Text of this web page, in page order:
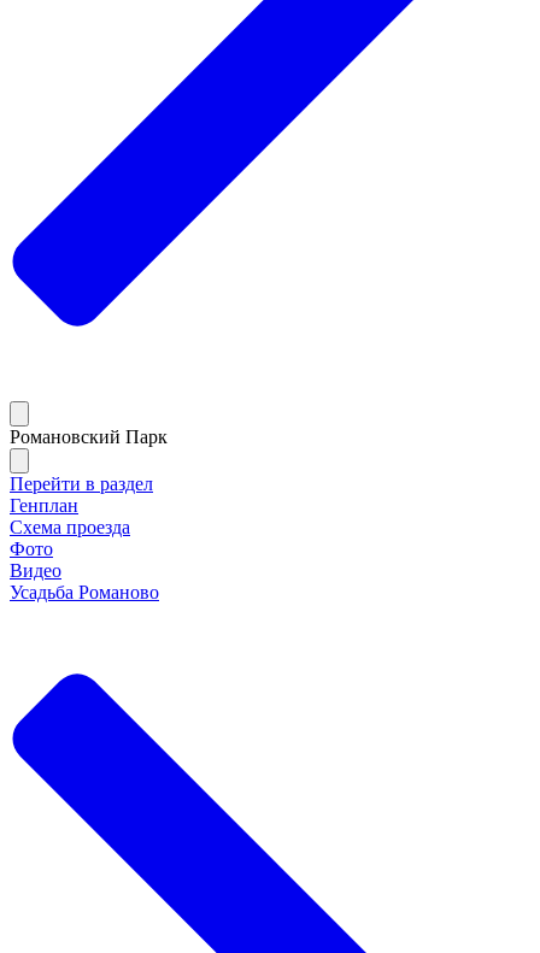
Романовский Парк
Перейти в раздел
Генплан
Схема проезда
Фото
Видео
Усадьба Романово